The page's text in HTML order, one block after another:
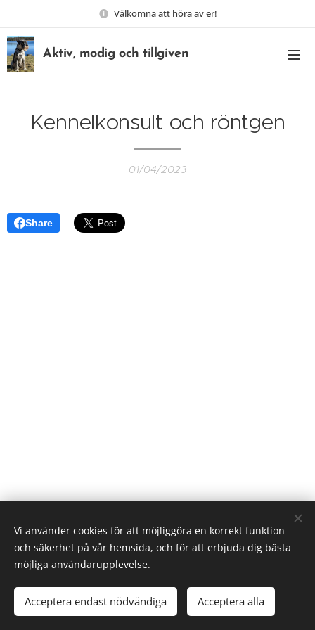
Välkomna att höra av er!
Aktiv, modig och tillgiven
Kennelkonsult och röntgen
01/04/2023
Share
Cookies
Vi använder cookies för att möjliggöra en korrekt funktion
och säkerhet på vår hemsida, och för att erbjuda dig bästa
möjliga användarupplevelse.
Acceptera endast nödvändiga Acceptera alla